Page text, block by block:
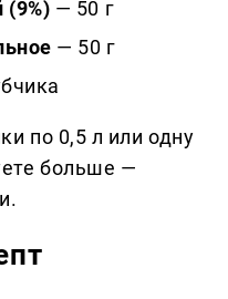
(9%) — 50 г
— 50 г
по 0,5 л или одну
больше —